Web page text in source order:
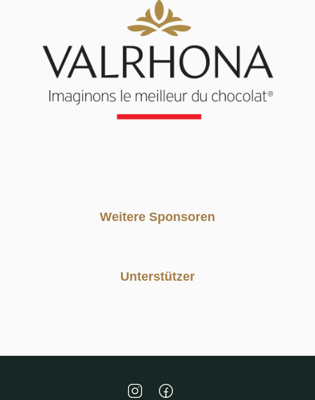
Weitere Sponsoren
Unterstützer